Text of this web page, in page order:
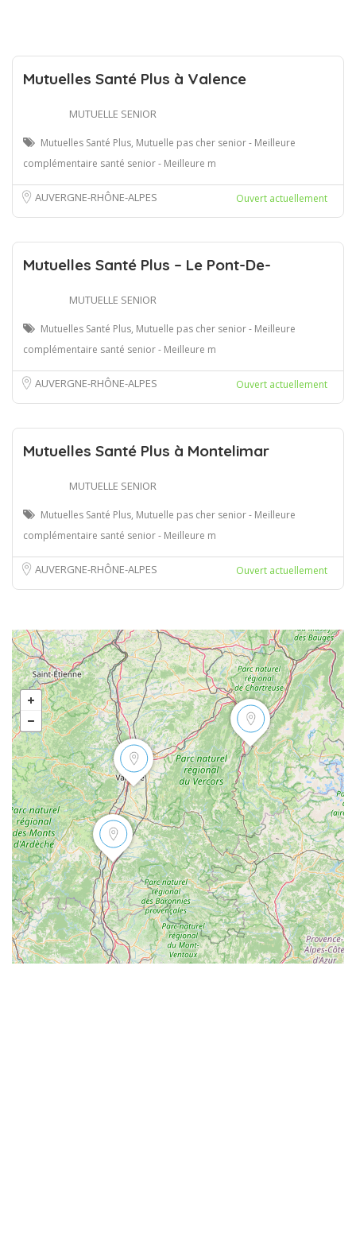
Mutuelles Santé Plus à Valence
MUTUELLE SENIOR
Mutuelles Santé Plus, Mutuelle pas cher senior - Meilleure
complémentaire santé senior - Meilleure m
AUVERGNE-RHÔNE-ALPES Ouvert actuellement
Mutuelles Santé Plus – Le Pont-De-
MUTUELLE SENIOR
Mutuelles Santé Plus, Mutuelle pas cher senior - Meilleure
complémentaire santé senior - Meilleure m
AUVERGNE-RHÔNE-ALPES Ouvert actuellement
Mutuelles Santé Plus à Montelimar
MUTUELLE SENIOR
Mutuelles Santé Plus, Mutuelle pas cher senior - Meilleure
complémentaire santé senior - Meilleure m
AUVERGNE-RHÔNE-ALPES Ouvert actuellement